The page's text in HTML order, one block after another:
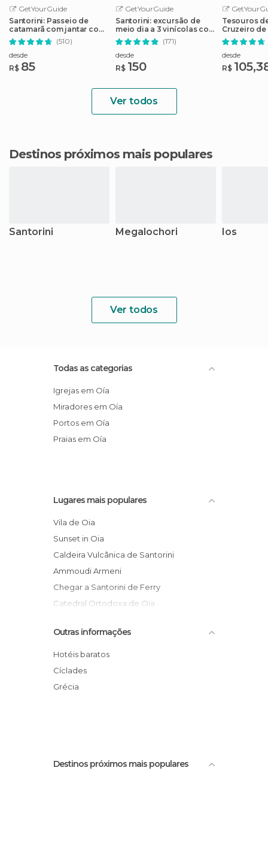
GetYourGuide
Santorini: Passeio de
catamarã com jantar com
churrasco, bebidas e
música
(510)
desde
R$ 85
GetYourGuide
Santorini: excursão de
meio dia a 3 vinícolas com
degustação
(171)
desde
R$ 150
Tesouros
Cruzeiro de
Semi-
desde
R$
Ver todos
Destinos próximos mais populares
Santorini Megalochori Ios
Ver todos
Todas as categorias
Igrejas em Oía
Miradores em Oía
Portos em Oía
Praias em Oía
Lugares mais populares
Vila de Oia
Sunset in Oia
Caldeira Vulcânica de Santorini
Ammoudi Armeni
Chegar a Santorini de Ferry
Catedral Ortodoxa de Oia
Atardecer en Santorini
Small port
Amoudi Bay
Oia chapel
Outras informações
Hotéis baratos
Cíclades
Grécia
Destinos próximos mais populares